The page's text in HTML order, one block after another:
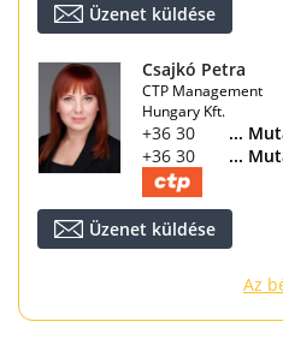
Üzenet küldése
Csajkó Petra
CTP Management
Hungary Kft.
+36 30 144 2389
...
+36 30 167 8218
...
Üzenet küldése
Az